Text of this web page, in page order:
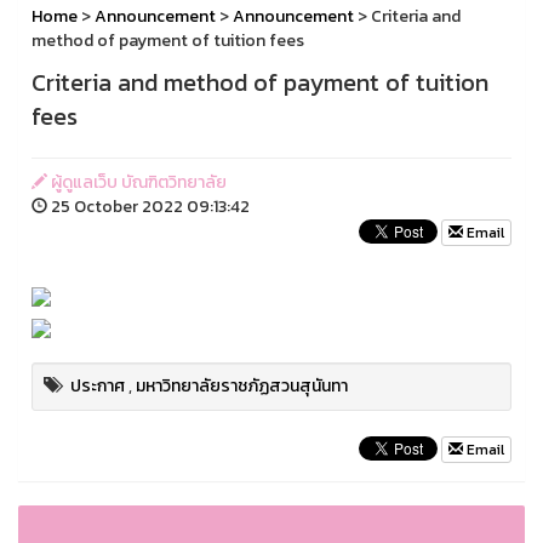
Home>Announcement>Announcement> Criteria and
method of payment of tuition fees
Criteria and method of payment of tuition
fees
ผู้ดูแลเว็บ บัณฑิตวิทยาลัย
25 October 2022 09:13:42
Email
ประกาศ,มหาวิทยาลัยราชภัฏสวนสุนันทา
Email